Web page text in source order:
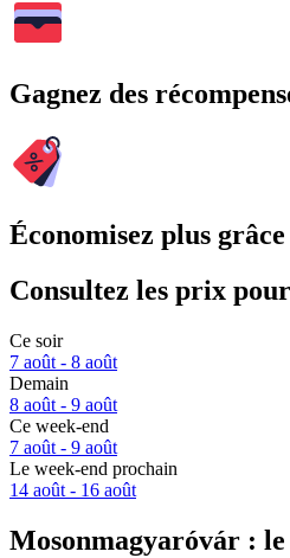
Gagnez des
Économisez plus
Consultez les prix
Ce soir
7 août - 8 août
Demain
8 août - 9 août
Ce week-end
7 août - 9 août
Le week-end prochain
14 août - 16 août
Mosonmagyaróvár :